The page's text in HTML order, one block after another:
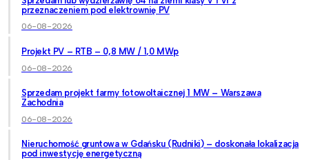
przeznaczeniem pod elektrownię PV
06-08-2026
Projekt PV – RTB – 0,8 MW / 1,0 MWp
06-08-2026
Sprzedam projekt farmy fotowoltaicznej 1 MW – Warszawa
Zachodnia
06-08-2026
Nieruchomość gruntowa w Gdańsku (Rudniki) – doskonała lokalizacja
pod inwestycję energetyczną